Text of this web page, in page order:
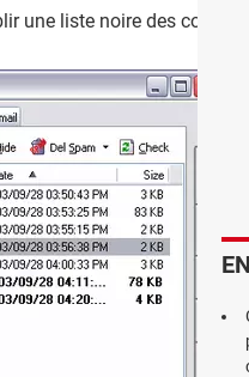
une liste noire des